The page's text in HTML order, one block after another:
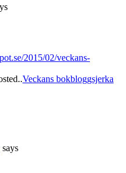
2015/02/veckans-
Veckans bokbloggsjerka
says